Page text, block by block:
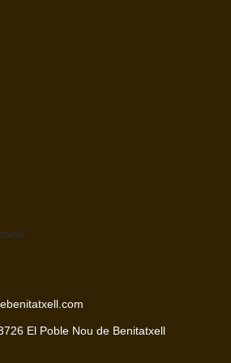
El Poble Nou de Benitatxell